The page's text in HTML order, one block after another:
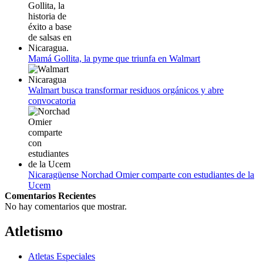
Mamá Gollita, la pyme que triunfa en Walmart
Walmart busca transformar residuos orgánicos y abre
convocatoria
Nicaragüense Norchad Omier comparte con estudiantes de la
Ucem
Comentarios Recientes
No hay comentarios que mostrar.
Atletismo
Atletas Especiales